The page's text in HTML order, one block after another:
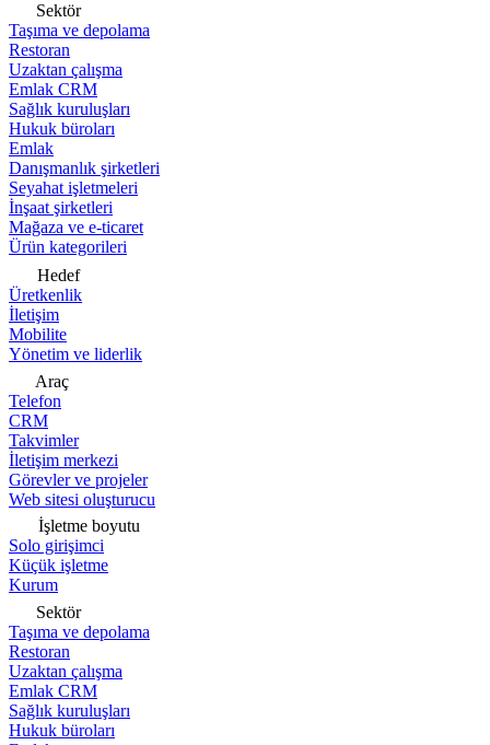
Sektör
Taşıma ve depolama
Restoran
Uzaktan çalışma
Emlak CRM
Sağlık kuruluşları
Hukuk büroları
Emlak
Danışmanlık şirketleri
Seyahat işletmeleri
İnşaat şirketleri
Mağaza ve e-ticaret
Ürün kategorileri
Hedef
Üretkenlik
İletişim
Mobilite
Yönetim ve liderlik
Araç
Telefon
CRM
Takvimler
İletişim merkezi
Görevler ve projeler
Web sitesi oluşturucu
İşletme boyutu
Solo girişimci
Küçük işletme
Kurum
Sektör
Taşıma ve depolama
Restoran
Uzaktan çalışma
Emlak CRM
Sağlık kuruluşları
Hukuk büroları